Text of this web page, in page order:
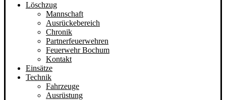
Löschzug
Mannschaft
Ausrückebereich
Chronik
Partnerfeuerwehren
Feuerwehr Bochum
Kontakt
Einsätze
Technik
Fahrzeuge
Ausrüstung